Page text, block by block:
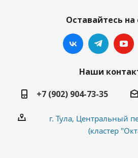
Оставайтесь на
Наши
+7 (902) 904-73-35
г. Тула, Центральный
(кластер